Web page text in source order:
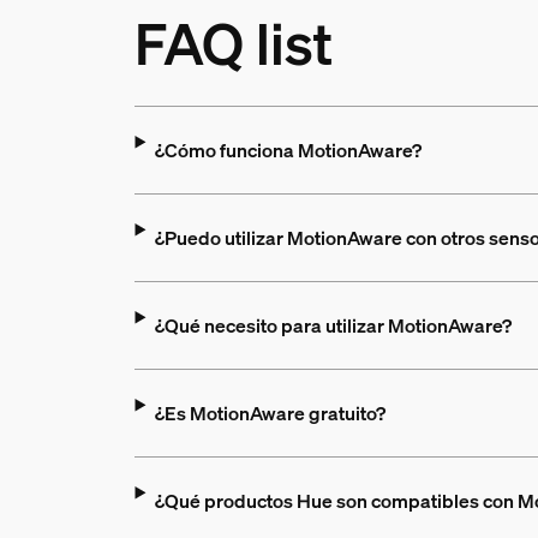
FAQ list
¿Cómo funciona MotionAware?
¿Puedo utilizar MotionAware con otros
¿Qué necesito para utilizar MotionAware?
¿Es MotionAware gratuito?
¿Qué productos Hue son compatibles con